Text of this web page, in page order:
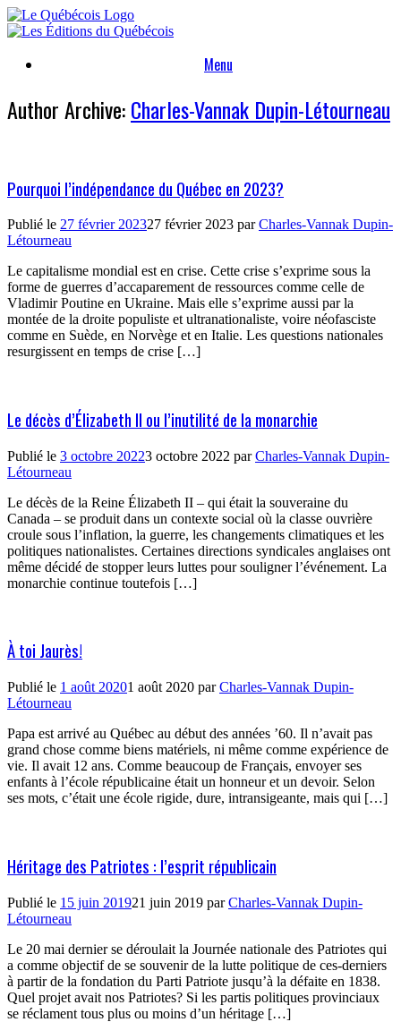
Skip
to
Menu
Author Archive:Charles-Vannak Dupin-Létourneau
Pourquoi l’indépendance du Québec en 2023?
Publié le 27 février 202327 février 2023 parCharles-Vannak Dupin-
Létourneau
Le capitalisme mondial est en crise. Cette crise s’exprime sous la
forme de guerres d’accaparement de ressources comme celle de
Vladimir Poutine en Ukraine. Mais elle s’exprime aussi par la
montée de la droite populiste et ultranationaliste, voire néofasciste
comme en Suède, en Norvège et en Italie. Les questions nationales
resurgissent en temps de crise […]
Le décès d’Élizabeth II ou l’inutilité de la monarchie
Publié le 3 octobre 20223 octobre 2022 parCharles-Vannak Dupin-
Létourneau
Le décès de la Reine Élizabeth II – qui était la souveraine du
Canada – se produit dans un contexte social où la classe ouvrière
croule sous l’inflation, la guerre, les changements climatiques et les
politiques nationalistes. Certaines directions syndicales anglaises ont
même décidé de stopper leurs luttes pour souligner l’événement. La
monarchie continue toutefois […]
À toi Jaurès!
Publié le 1 août 20201 août 2020 parCharles-Vannak Dupin-
Létourneau
Papa est arrivé au Québec au début des années ’60. Il n’avait pas
grand chose comme biens matériels, ni même comme expérience de
vie. Il avait 12 ans. Comme beaucoup de Français, envoyer ses
enfants à l’école républicaine était un honneur et un devoir. Selon
ses mots, c’était une école rigide, dure, intransigeante, mais qui […]
Héritage des Patriotes : l’esprit républicain
Publié le 15 juin 201921 juin 2019 parCharles-Vannak Dupin-
Létourneau
Le 20 mai dernier se déroulait la Journée nationale des Patriotes qui
a comme objectif de se souvenir de la lutte politique de ces-derniers
à partir de la fondation du Parti Patriote jusqu’à la défaite en 1838.
Quel projet avait nos Patriotes? Si les partis politiques provinciaux
se réclament tous plus ou moins d’un héritage […]